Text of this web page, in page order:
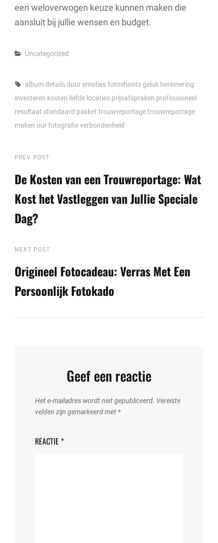
een weloverwogen keuze kunnen maken die
aansluit bij jullie wensen en budget.
Categories
Uncategorized
Tags,
albumdetailsduuremotiesfotoshootsgeluk herinnering
investeren kosten liefde locaties prijsafspraken professioneel
resultaat standaard pakket trouwreportagetrouwreportage
maken uur fotografieverbondenheid
Berichtnavigatie
Previous
Post
PREV POST
De Kosten van een Trouwreportage: Wat
Kost het Vastleggen van Jullie Speciale
Dag?
Next
Post
NEXT POST
Origineel Fotocadeau: Verras Met Een
Persoonlijk Fotokado
Geef een reactie
Het e-mailadres wordt niet gepubliceerd. Vereiste
velden zijn gemarkeerd met *
REACTIE *